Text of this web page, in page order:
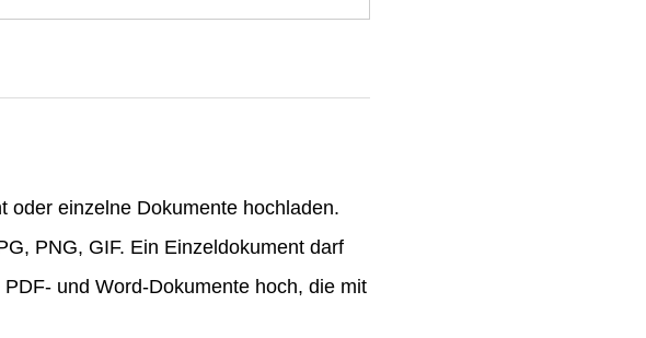
oder einzelne Dokumente hochladen.
PNG, GIF. Ein Einzeldokument darf
und Word-Dokumente hoch, die mit